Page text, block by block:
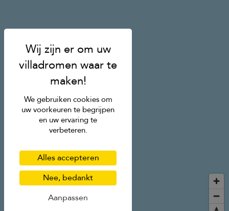
We gebruiken cookies om
uw voorkeuren te begrijpen
en uw ervaring te
verbeteren.
Alles accepteren
Nee, bedankt
Aanpassen